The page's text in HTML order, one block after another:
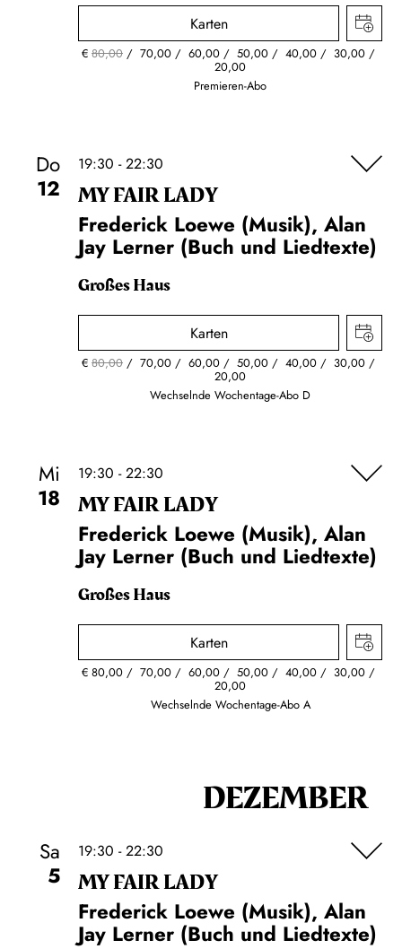
Karten
€80,00 70,00 60,00 50,00 40,00 30,00
20,00
Premieren-Abo
Do
12
19:30 - 22:30
MY FAIR LADY
Frederick Loewe (Musik), Alan
Jay Lerner (Buch und Liedtexte)
Großes Haus
Karten
€80,00 70,00 60,00 50,00 40,00 30,00
20,00
Wechselnde Wochentage-Abo D
Mi
18
19:30 - 22:30
MY FAIR LADY
Frederick Loewe (Musik), Alan
Jay Lerner (Buch und Liedtexte)
Großes Haus
Karten
€80,00 70,00 60,00 50,00 40,00 30,00
20,00
Wechselnde Wochentage-Abo A
DEZEMBER
Sa
5
19:30 - 22:30
MY FAIR LADY
Frederick Loewe (Musik), Alan
Jay Lerner (Buch und Liedtexte)